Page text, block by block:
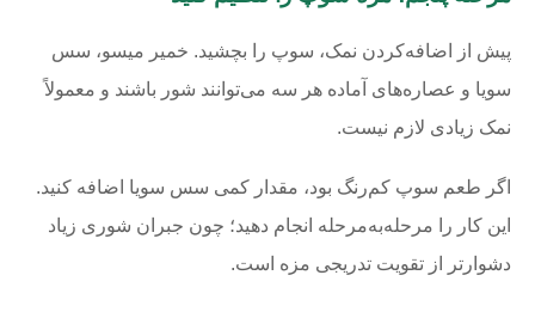
پیش از اضافه‌کردن نمک، سوپ را بچشید. خمیر میسو، سس
سویا و عصاره‌های آماده هر سه می‌توانند شور باشند و معمولاً
نمک زیادی لازم نیست.
اگر طعم سوپ کم‌رنگ بود، مقدار کمی سس سویا اضافه کنید.
این کار را مرحله‌به‌مرحله انجام دهید؛ چون جبران شوری زیاد
دشوارتر از تقویت تدریجی مزه است.